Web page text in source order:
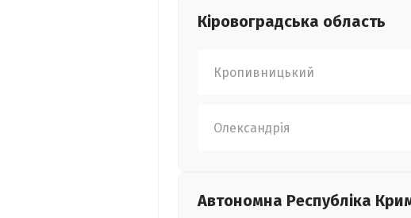
Кіровоградська область
Кропивницький
Олександрія
Автономна Республіка